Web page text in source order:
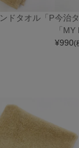
ドタオル「P今治
「
¥990(